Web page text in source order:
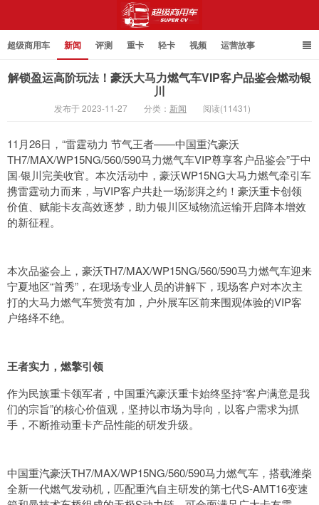
超级商用车
超级商用车 新闻 评测 重卡 轻卡 视频 运营故事
解锁盈运高阶玩法！豪沃大马力燃气车VIP客户品鉴会燃动银
川
发布于 2023-11-27 分类： 新闻 阅读(11431)
11月26日，“雷霆动力 节气王者——中国重汽豪沃
TH7/MAX/WP15NG/560/590马力燃气车VIP尊享客户品鉴会”于中
国·银川完美收官。本次活动中，豪沃WP15NG大马力燃气牵引车
携雷霆动力而来，与VIP客户共赴一场澎湃之约！豪沃重卡创领
价值、赋能卡友高效逐梦，助力银川区域物流运输开启降本增效
的新征程。
本次品鉴会上，豪沃TH7/MAX/WP15NG/560/590马力燃气车迎来
宁夏地区“首秀”，在现场专业人员的讲解下，现场客户对本次主
打的大马力燃气车赞赏有加，户外展车区前来围观体验的VIP客
户络绎不绝。
王者实力，燃擎引领
作为民族重卡领军者，中国重汽豪沃重卡始终坚持“客户满意是我
们的宗旨”的核心价值观，坚持以市场为导向，以客户需求为抓
手，不断推动重卡产品性能的研发升级。
中国重汽豪沃TH7/MAX/WP15NG/560/590马力燃气车，搭载潍柴
全新一代燃气发动机，匹配重汽自主研发的第七代S-AMT16变速